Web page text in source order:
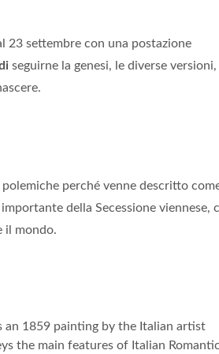
23 settembre con una postazione
seguirne la genesi, le diverse versioni,
perché venne descritto
della Secessione viennese,
il mondo.
an 1859 painting by the Italian artist
the main features of Italian